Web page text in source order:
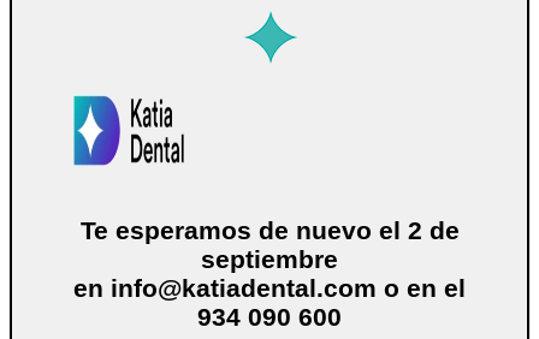
Te esperamos de nuevo el 2 de
septiembre
en info@katiadental.com o en el
934 090 600